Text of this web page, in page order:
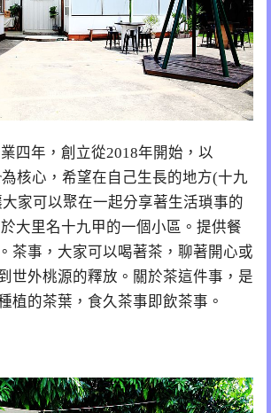
四年，創立從2018年開始，以
為核心，希望在自己生長的地方(十九
家可以聚在一起分享著生活瑣事的
大里名十九甲的一個小區。提供餐
茶事，大家可以喝著茶，聊著開心或
世外桃源的釋放。關於茶這件事，是
植的茶葉，食久茶事即飲茶事。